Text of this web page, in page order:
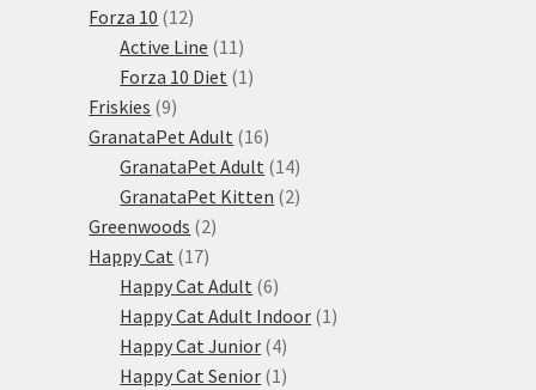
Forza 10 1212
produktů
Active Line 11 11
produktů
Forza 10 Diet 1 1
Friskies 99
produktů
GranataPet Adult 1616
produktů
GranataPet Adult 1414
produktů
GranataPet Kitten 22
Greenwoods 22
Happy Cat 1717
produktů
Happy Cat Adult 66
produktů
Happy Cat Adult Indoor 1 1
Happy Cat Junior 44
produkty
Happy Cat Senior 1 1